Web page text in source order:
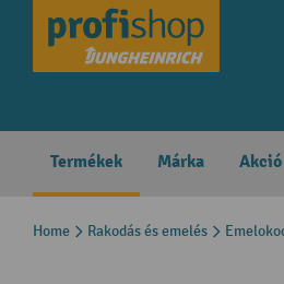
Skip to main navigation
Termékek Márka Akció
Home Rakodás és emelés